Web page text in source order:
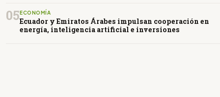
05ECONOMÍA
Ecuador y Emiratos Árabes impulsan cooperación en
energía, inteligencia artificial e inversiones